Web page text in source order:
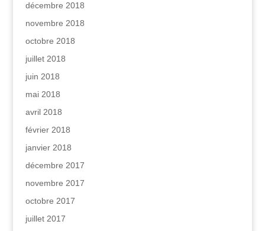
décembre 2018
novembre 2018
octobre 2018
juillet 2018
juin 2018
mai 2018
avril 2018
février 2018
janvier 2018
décembre 2017
novembre 2017
octobre 2017
juillet 2017